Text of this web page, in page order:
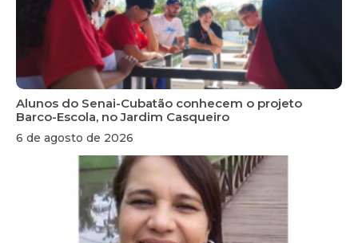
Alunos do Senai-Cubatão conhecem o projeto
Barco-Escola, no Jardim Casqueiro
6 de agosto de 2026